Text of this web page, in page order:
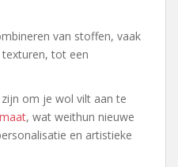
van stoffen, vaak
tot een
om je wol vilt aan te
, wat weithun nieuwe
en artistieke